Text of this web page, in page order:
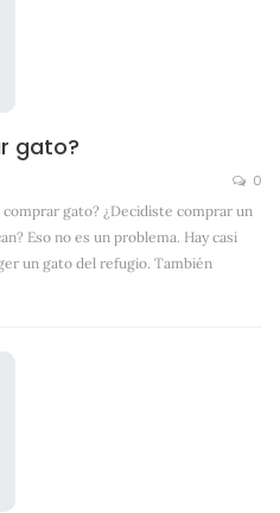
gato?
0
gato? ¿Decidiste comprar un
Eso no es un problema. Hay casi
un gato del refugio. También